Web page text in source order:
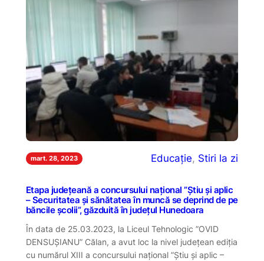
mart. 28, 2023 Educație, Stiri la zi
Etapa județeană a concursului național ”Știu și aplic
– Securitatea și sănătatea în muncă se deprind de pe
băncile școlii”, găzduită în județul Hunedoara
În data de 25.03.2023, la Liceul Tehnologic ”OVID
DENSUȘIANU” Călan, a avut loc la nivel județean ediția
cu numărul XIII a concursului național ”Știu și aplic –